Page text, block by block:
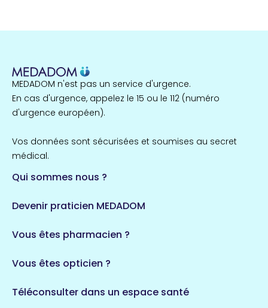
MEDADOM n'est pas un service d'urgence.
En cas d'urgence, appelez le 15 ou le 112 (numéro
d'urgence européen).
Vos données sont sécurisées et soumises au secret
médical.
Qui sommes nous ?
Devenir praticien MEDADOM
Vous êtes pharmacien ?
Vous êtes opticien ?
Téléconsulter dans un espace santé